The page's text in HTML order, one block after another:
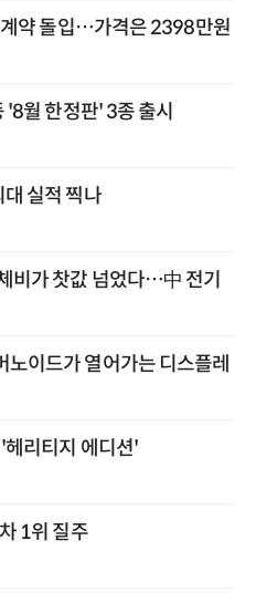
계약 돌입…가격은 2398만원
월 한정판' 3종 출시
실적 찍나
비가 찻값 넘었다…中 전기
노이드가 열어가는 디스플레
헤리티지 에디션'
1위 질주